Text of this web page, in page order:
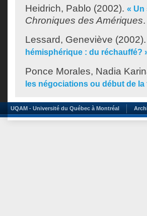
Heidrich, Pablo (2002). « Un
Chroniques des Amériques.
Lessard, Geneviève (2002).
hémisphérique : du réchauffé?
Ponce Morales, Nadia
les négociations ou début de la
UQAM - Université du Québec à Montréal